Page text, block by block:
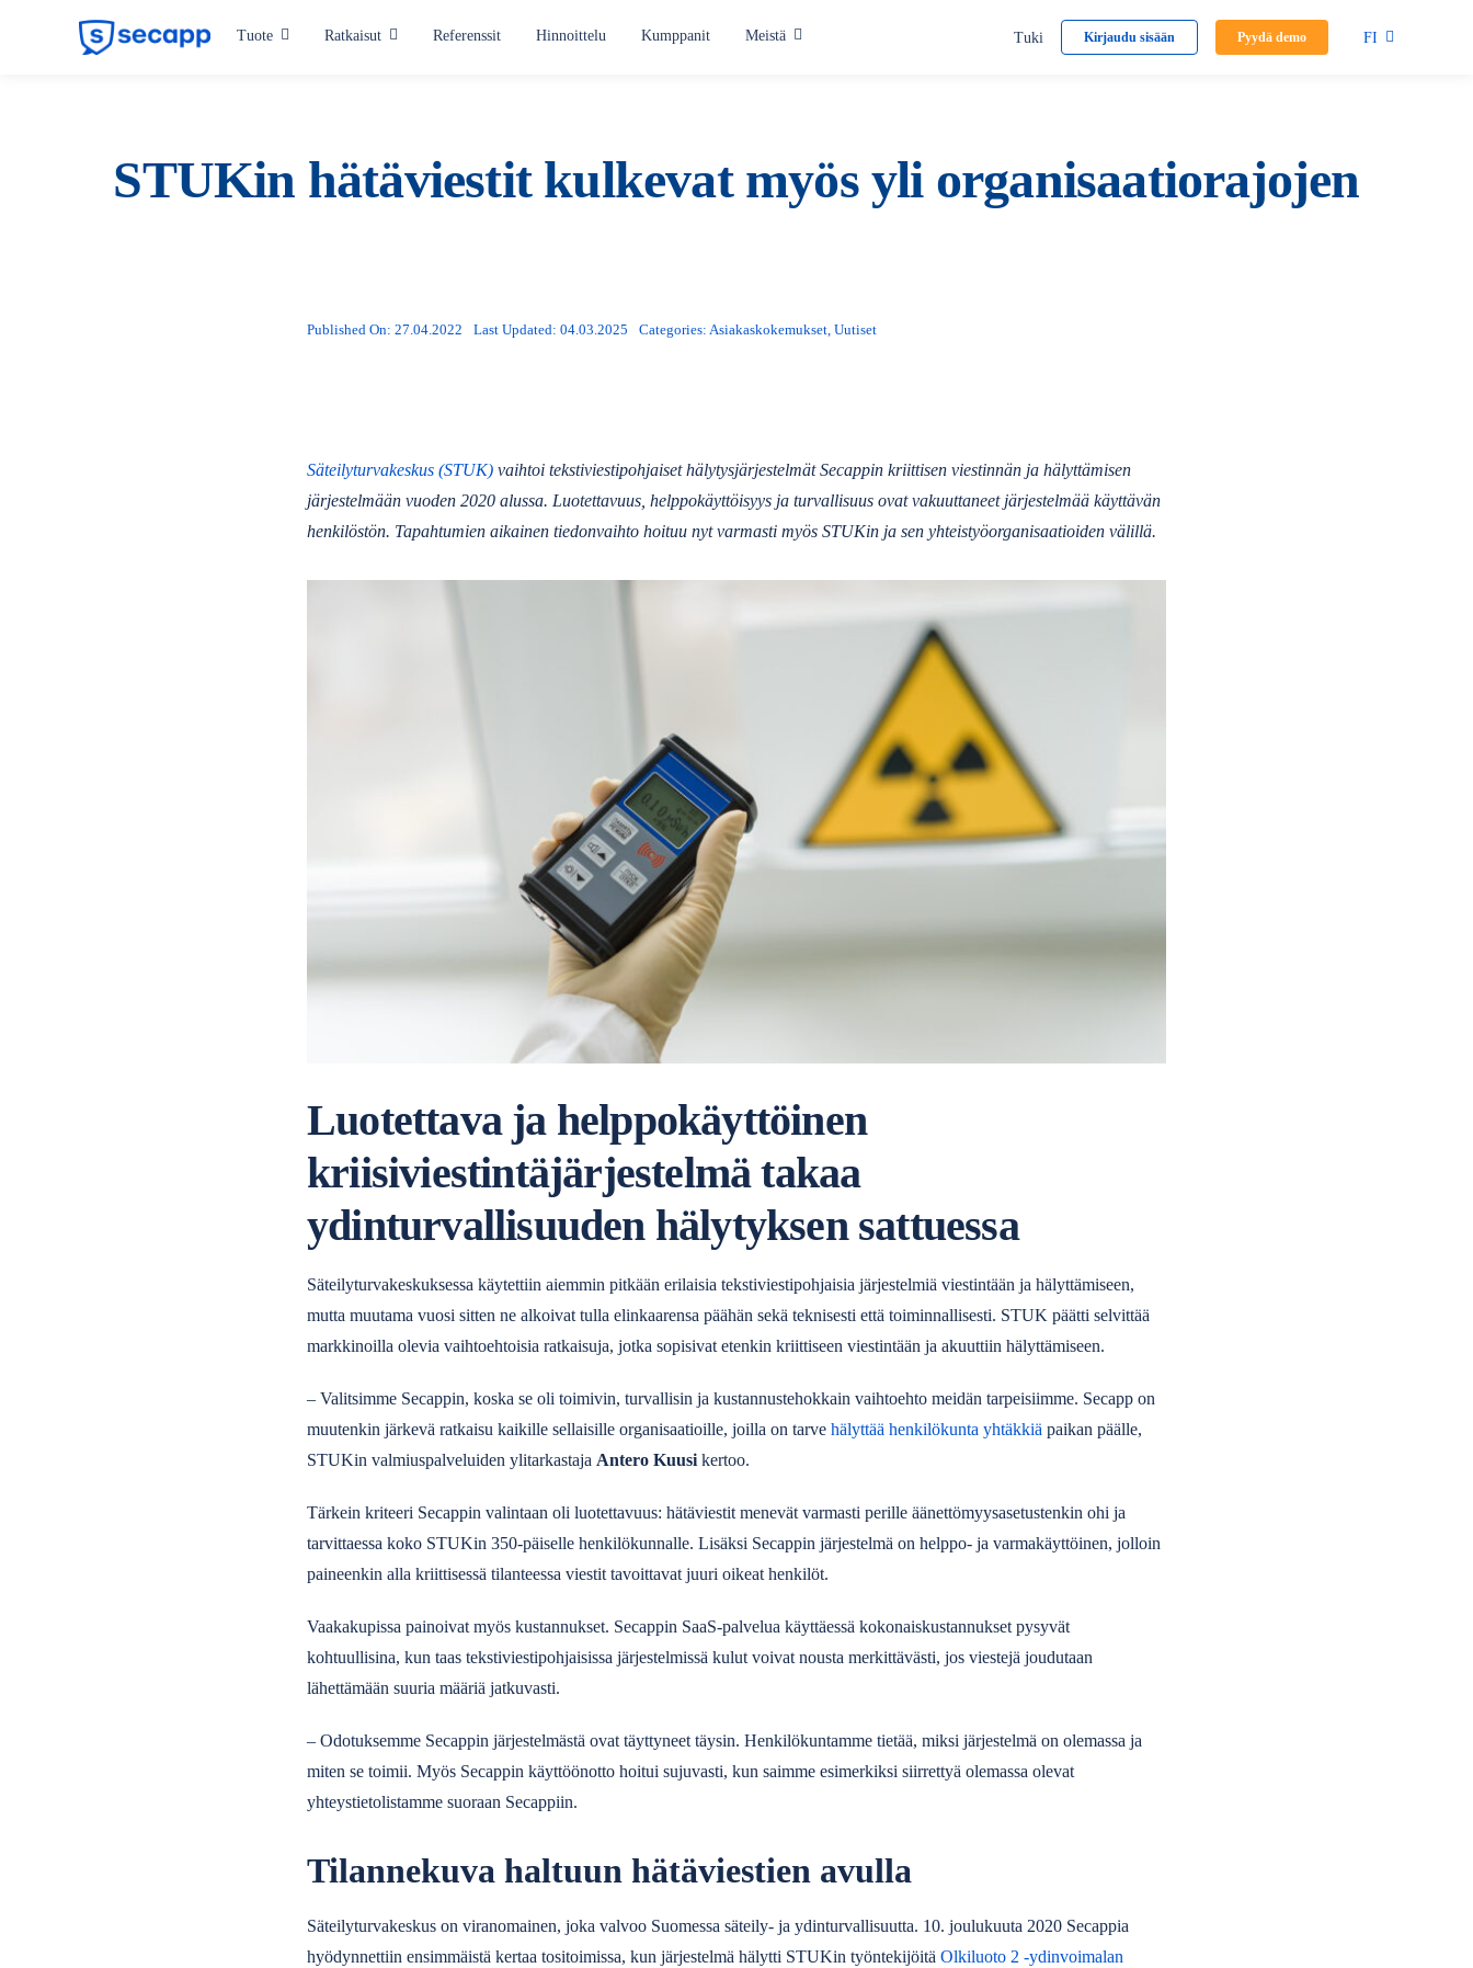
Tuote Ratkaisut
Valmistava teollisuus Tilannekeskus
Referenssit Hinnoittelu Kumppanit Meistä Tuki Kirjaudu sisään Pyydä demo FI
STUKin hätäviestit kulkevat myös yli organisaatiorajojen
Published On: 27.04.2022 Last Updated: 04.03.2025 Categories: Asiakaskokemukset, Uutiset
Säteilyturvakeskus (STUK)vaihtoi tekstiviestipohjaiset hälytysjärjestelmät Secappin kriittisen viestinnän ja hälyttämisen
järjestelmään vuoden 2020 alussa. Luotettavuus, helppokäyttöisyys ja turvallisuus ovat vakuuttaneet järjestelmää käyttävän
henkilöstön. Tapahtumien aikainen tiedonvaihto hoituu nyt varmasti myös STUKin ja sen yhteistyöorganisaatioiden välillä.
Luotettava ja helppokäyttöinen
kriisiviestintäjärjestelmä takaa
ydinturvallisuuden hälytyksen sattuessa
Säteilyturvakeskuksessa käytettiin aiemmin pitkään erilaisia tekstiviestipohjaisia järjestelmiä viestintään ja hälyttämiseen,
mutta muutama vuosi sitten ne alkoivat tulla elinkaarensa päähän sekä teknisesti että toiminnallisesti. STUK päätti selvittää
markkinoilla olevia vaihtoehtoisia ratkaisuja, jotka sopisivat etenkin kriittiseen viestintään ja akuuttiin hälyttämiseen.
– Valitsimme Secappin, koska se oli toimivin, turvallisin ja kustannustehokkain vaihtoehto meidän tarpeisiimme. Secapp on
muutenkin järkevä ratkaisu kaikille sellaisille organisaatioille, joilla on tarve hälyttää henkilökunta yhtäkkiä paikan päälle,
STUKin valmiuspalveluiden ylitarkastaja Antero Kuusikertoo.
Tärkein kriteeri Secappin valintaan oli luotettavuus: hätäviestit menevät varmasti perille äänettömyysasetustenkin ohi ja
tarvittaessa koko STUKin 350-päiselle henkilökunnalle. Lisäksi Secappin järjestelmä on helppo- ja varmakäyttöinen, jolloin
paineenkin alla kriittisessä tilanteessa viestit tavoittavat juuri oikeat henkilöt.
Vaakakupissa painoivat myös kustannukset. Secappin SaaS-palvelua käyttäessä kokonaiskustannukset pysyvät
kohtuullisina, kun taas tekstiviestipohjaisissa järjestelmissä kulut voivat nousta merkittävästi, jos viestejä joudutaan
lähettämään suuria määriä jatkuvasti.
– Odotuksemme Secappin järjestelmästä ovat täyttyneet täysin. Henkilökuntamme tietää, miksi järjestelmä on olemassa ja
miten se toimii. Myös Secappin käyttöönotto hoitui sujuvasti, kun saimme esimerkiksi siirrettyä olemassa olevat
yhteystietolistamme suoraan Secappiin.
Tilannekuva haltuun hätäviestien avulla
Säteilyturvakeskus on viranomainen, joka valvoo Suomessa säteily- ja ydinturvallisuutta. 10. joulukuuta 2020 Secappia
hyödynnettiin ensimmäistä kertaa tositoimissa, kun järjestelmä hälytti STUKin työntekijöitä Olkiluoto 2 -ydinvoimalan